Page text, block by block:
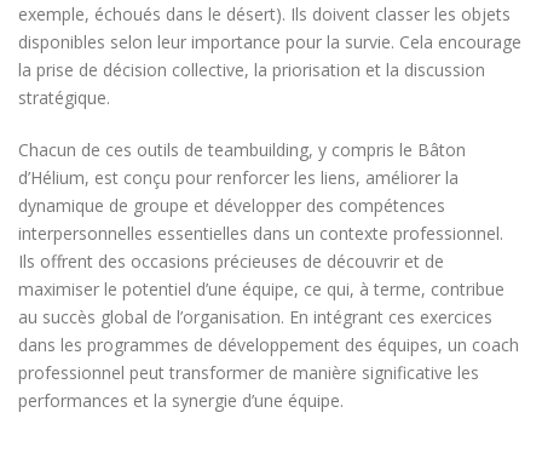
exemple, échoués dans le désert). Ils doivent classer les objets
disponibles selon leur importance pour la survie. Cela encourage
la prise de décision collective, la priorisation et la discussion
stratégique.
Chacun de ces outils de teambuilding, y compris le Bâton
d’Hélium, est conçu pour renforcer les liens, améliorer la
dynamique de groupe et développer des compétences
interpersonnelles essentielles dans un contexte professionnel.
Ils offrent des occasions précieuses de découvrir et de
maximiser le potentiel d’une équipe, ce qui, à terme, contribue
au succès global de l’organisation. En intégrant ces exercices
dans les programmes de développement des équipes, un coach
professionnel peut transformer de manière significative les
performances et la synergie d’une équipe.